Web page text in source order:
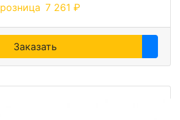
розница 7 261 ₽
Заказать